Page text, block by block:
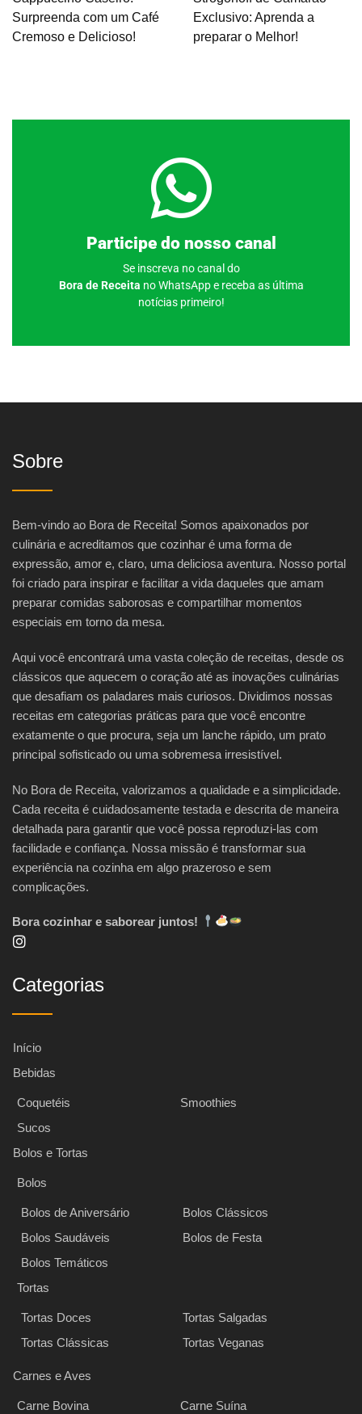
Surpreenda com um Café
Cremoso e Delicioso!
Exclusivo: Aprenda a
preparar o Melhor!
Participe do nosso canal
Se inscreva no canal do
Bora de Receita no WhatsApp e receba as última
notícias primeiro!
Clique aqui
Sobre
Bem-vindo ao Bora de Receita! Somos apaixonados por
culinária e acreditamos que cozinhar é uma forma de
expressão, amor e, claro, uma deliciosa aventura. Nosso portal
foi criado para inspirar e facilitar a vida daqueles que amam
preparar comidas saborosas e compartilhar momentos
especiais em torno da mesa.
Aqui você encontrará uma vasta coleção de receitas, desde os
clássicos que aquecem o coração até as inovações culinárias
que desafiam os paladares mais curiosos. Dividimos nossas
receitas em categorias práticas para que você encontre
exatamente o que procura, seja um lanche rápido, um prato
principal sofisticado ou uma sobremesa irresistível.
No Bora de Receita, valorizamos a qualidade e a simplicidade.
Cada receita é cuidadosamente testada e descrita de maneira
detalhada para garantir que você possa reproduzi-las com
facilidade e confiança. Nossa missão é transformar sua
experiência na cozinha em algo prazeroso e sem
complicações.
Bora cozinhar e saborear juntos!
Categorias
Início
Bebidas
Coquetéis
Smoothies
Sucos
Bolos e Tortas
Bolos
Bolos de Aniversário
Bolos Clássicos
Bolos Saudáveis
Bolos de Festa
Bolos Temáticos
Tortas
Tortas Doces
Tortas Salgadas
Tortas Clássicas
Tortas Veganas
Carnes e Aves
Carne Bovina
Carne Suína